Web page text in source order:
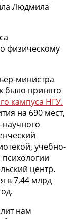
Людмила
физическому
министра
было принято
кампуса НГУ.
на 690 мест,
учебно-
центр.
в 7,44 млрд
нам